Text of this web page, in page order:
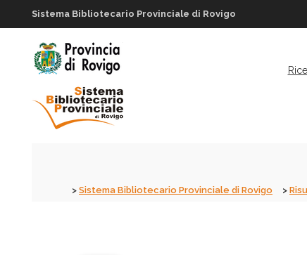
Sistema Bibliotecario Provinciale di Rovigo
Sistema Bibliotecario Provinciale di Rovigo